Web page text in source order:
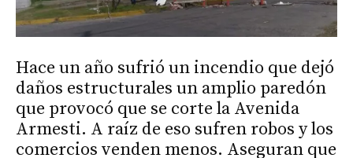
Hace un año sufrió un incendio que dejó
daños estructurales un amplio paredón
que provocó que se corte la Avenida
Armesti. A raíz de eso sufren robos y los
comercios venden menos. Aseguran que